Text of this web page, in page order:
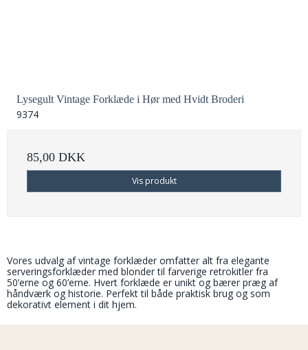
Lysegult Vintage Forklæde i Hør med Hvidt Broderi
9374
85,00 DKK
Vis produkt
Vores udvalg af vintage forklæder omfatter alt fra elegante
serveringsforklæder med blonder til farverige retrokitler fra
50’erne og 60’erne. Hvert forklæde er unikt og bærer præg af
håndværk og historie. Perfekt til både praktisk brug og som
dekorativt element i dit hjem.